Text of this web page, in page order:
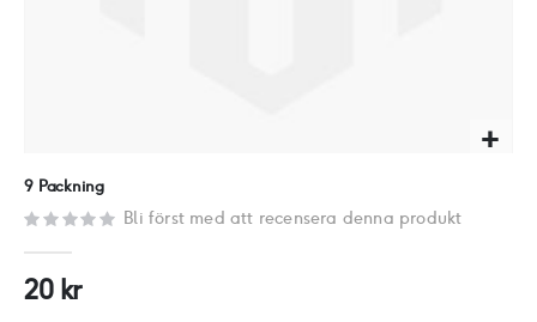
början
bildgalleriet
9 Packning
Bli först med att recensera denna produkt
20 kr